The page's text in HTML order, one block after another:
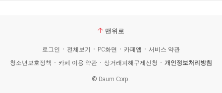
맨위로
로그인 전체보기 PC화면 카페앱
서비스 약관
청소년보호정책
카페 이용 약관 상거래피해구제신청 개인정보처리방침
© Daum Corp.